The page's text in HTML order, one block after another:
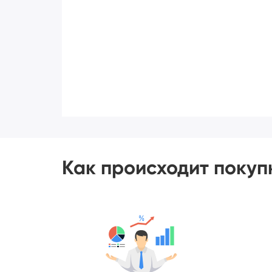
Как происходит